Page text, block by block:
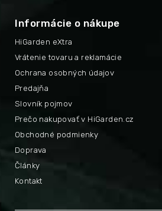
Informácie o nákupe
HiGarden eXtra
Prečo nakupovať v HiGarden.cz
Vrátenie tovaru a reklamácie
Obchodné podmienky
Ochrana osobných údajov
Doprava
Predajňa
Články
Slovník pojmov
Kontakt